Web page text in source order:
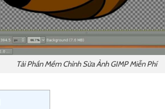
Tải Phần Mềm Chỉnh Sửa Ảnh GIMP Miễn Phí